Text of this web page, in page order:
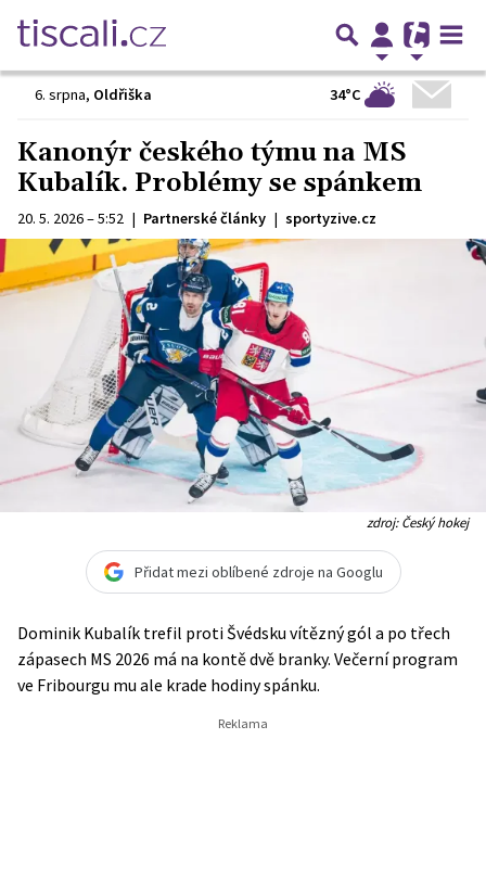
6. srpna, Oldřiška 34°C
Kanonýr českého týmu na MS
Kubalík. Problémy se spánkem
20. 5. 2026 – 5:52 | Partnerské články | sportyzive.cz
zdroj: Český hokej
Přidat mezi oblíbené zdroje na Googlu
Dominik Kubalík trefil proti Švédsku vítězný gól a po třech
zápasech MS 2026 má na kontě dvě branky. Večerní program
ve Fribourgu mu ale krade hodiny spánku.